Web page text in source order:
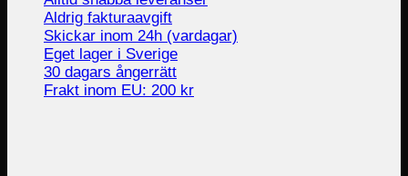
Aldrig fakturaavgift
Skickar inom 24h (vardagar)
Eget lager i Sverige
30 dagars ångerrätt
Frakt inom EU: 200 kr